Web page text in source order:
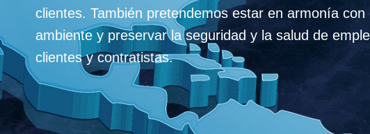
clientes. También pretendemos estar en armonía con
ambiente y preservar la seguridad y la salud de
clientes y contratistas.